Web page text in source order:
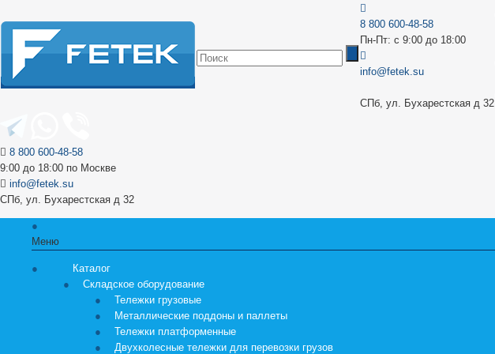
8 800 600-48-58
Пн-Пт: с 9:00 до 18:00
info@fetek.su
СПб, ул. Бухарестская д 32
8 800 600-48-58
9:00 до 18:00 по Москве
info@fetek.su
СПб, ул. Бухарестская д 32
Меню
Каталог
Складское оборудование
Тележки грузовые
Металлические поддоны и паллеты
Тележки платформенные
Двухколесные тележки для перевозки грузов